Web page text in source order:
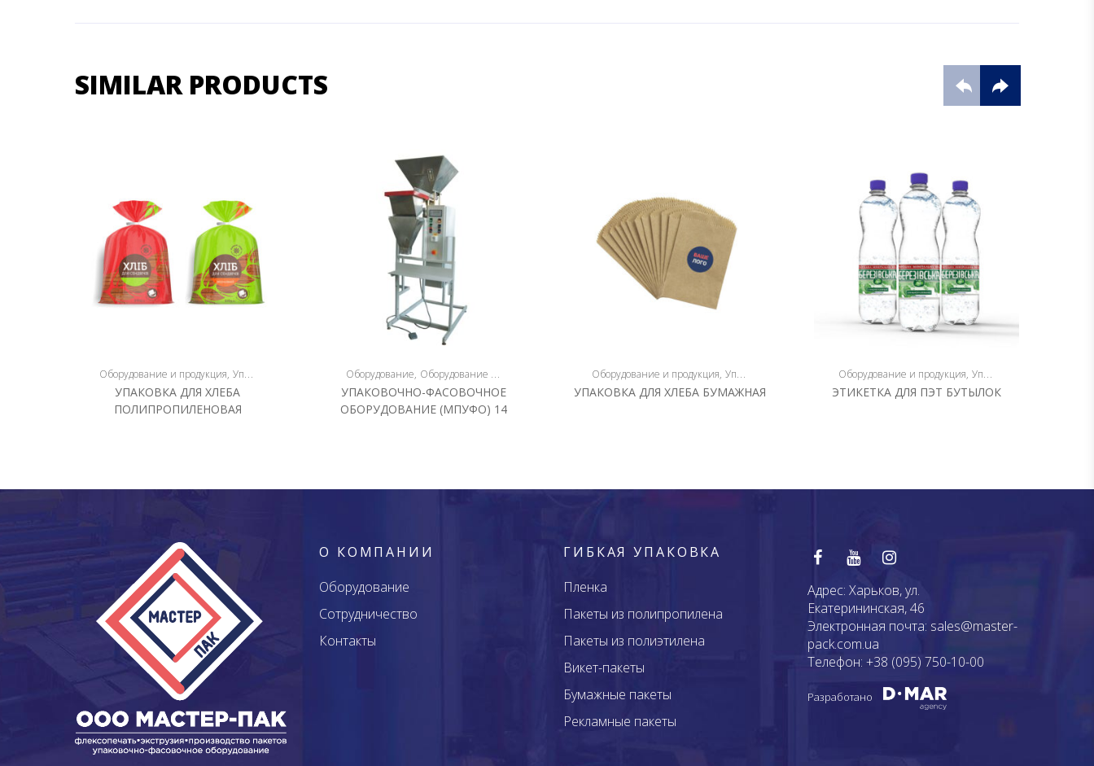
SIMILAR PRODUCTS
Оборудование и продукция Упаковка
УПАКОВКА ДЛЯ ХЛЕБА
ПОЛИПРОПИЛЕНОВАЯ
Оборудование Оборудование и продукция Полуавтоматическое оборудование
УПАКОВОЧНО-ФАСОВОЧНОЕ
ОБОРУДОВАНИЕ (МПУФО) 14
Оборудование и продукция Упаковка
УПАКОВКА ДЛЯ ХЛЕБА БУМАЖНАЯ
Оборудование и продукция Упаковка
ЭТИКЕТКА ДЛЯ ПЭТ БУТЫЛОК
О КОМПАНИИ
Оборудование
Сотрудничество
Контакты
ГИБКАЯ УПАКОВКА
Пленка
Пакеты из полипропилена
Пакеты из полиэтилена
Викет-пакеты
Бумажные пакеты
Рекламные пакеты
Адрес: Харьков, ул.
Екатерининская, 46
Электронная почта: sales@master-
pack.com.ua
Телефон: +38 (095) 750-10-00
Разработано